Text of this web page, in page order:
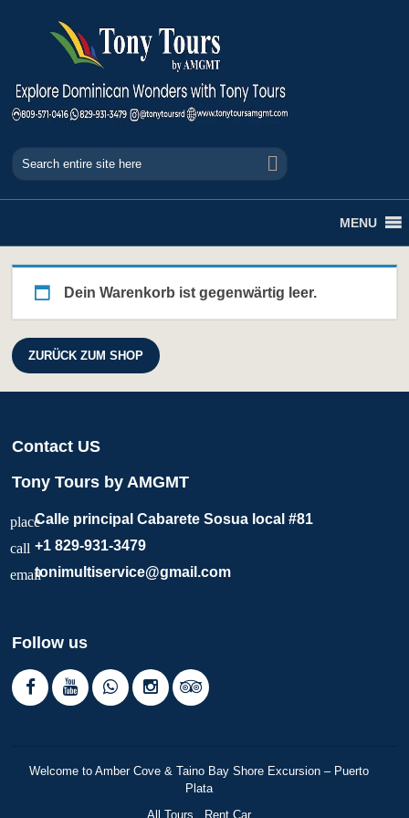
MENU
Dein Warenkorb ist gegenwärtig leer.
ZURÜCK ZUM SHOP
Contact US
Tony Tours by AMGMT
placeCalle principal Cabarete Sosua local #81
call +1 829-931-3479
emailtonimultiservice@gmail.com
Follow us
Welcome to Amber Cove & Taino Bay Shore Excursion – Puerto
Plata
All Tours
Rent Car